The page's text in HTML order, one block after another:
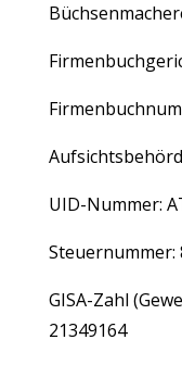
UID-Nummer:
Steuernummer:
GISA-Zahl
21349164